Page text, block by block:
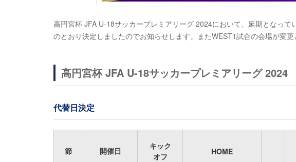
高円宮杯 JFA U-18サッカープレミアリーグ 2024において、延期となっ
のとおり決定しましたのでお知らせします。またWEST1試合の会場が変更
高円宮杯 JFA U-18サッカープレミアリーグ 2024
代替日決定
節 開催日
キック
オフ
HOME